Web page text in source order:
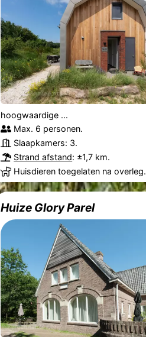
hoogwaardige ...
Max. 6 personen.
Slaapkamers: 3.
Strand afstand: ±1,7 km.
Huisdieren toegelaten na overleg.
Huize Glory Parel